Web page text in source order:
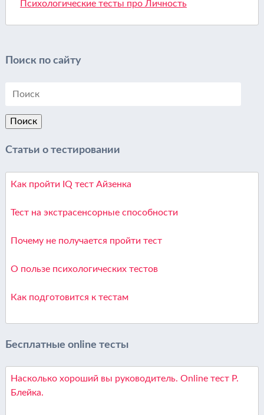
Психологические тесты про Личность
Поиск по сайту
Статьи о тестировании
Как пройти IQ тест Айзенка
Тест на экстрасенсорные способности
Почему не получается пройти тест
О пользе психологических тестов
Как подготовится к тестам
Бесплатные online тесты
Насколько хороший вы руководитель. Online тест Р.
Блейка.